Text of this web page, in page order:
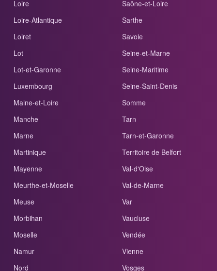
Loire
Loire-Atlantique
Loiret
Lot
Lot-et-Garonne
Luxembourg
Maine-et-Loire
Manche
Marne
Martinique
Mayenne
Meurthe-et-Moselle
Meuse
Morbihan
Moselle
Namur
Nord
Saône-et-Loire
Sarthe
Savoie
Seine-et-Marne
Seine-Maritime
Seine-Saint-Denis
Somme
Tarn
Tarn-et-Garonne
Territoire de Belfort
Val-d'Oise
Val-de-Marne
Var
Vaucluse
Vendée
Vienne
Vosges